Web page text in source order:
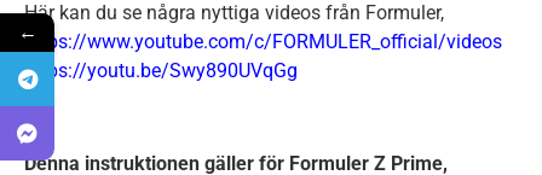
Här kan du se några nyttiga videos från Formuler,
https://www.youtube.com/c/FORMULER_official/videos
https://youtu.be/Swy890UVqGg
Denna instruktionen gäller för Formuler Z Prime,
←